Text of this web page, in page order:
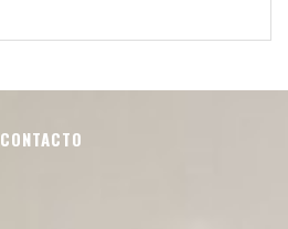
CONTACTO